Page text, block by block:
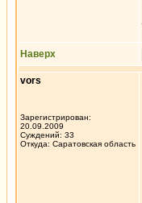
Наверх
vors
Зарегистрирован:
20.09.2009
Суждений: 33
Откуда: Саратовская область